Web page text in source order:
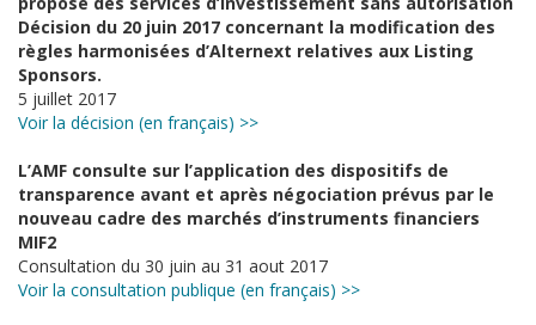
Décision du 20 juin 2017 concernant la modification des
règles harmonisées d’Alternext relatives aux Listing
Sponsors.
5 juillet 2017
Voir la décision (en français) >>
L’AMF consulte sur l’application des dispositifs de
transparence avant et après négociation prévus par le
nouveau cadre des marchés d’instruments financiers
MIF2
Consultation du 30 juin au 31 aout 2017
Voir la consultation publique (en français) >>